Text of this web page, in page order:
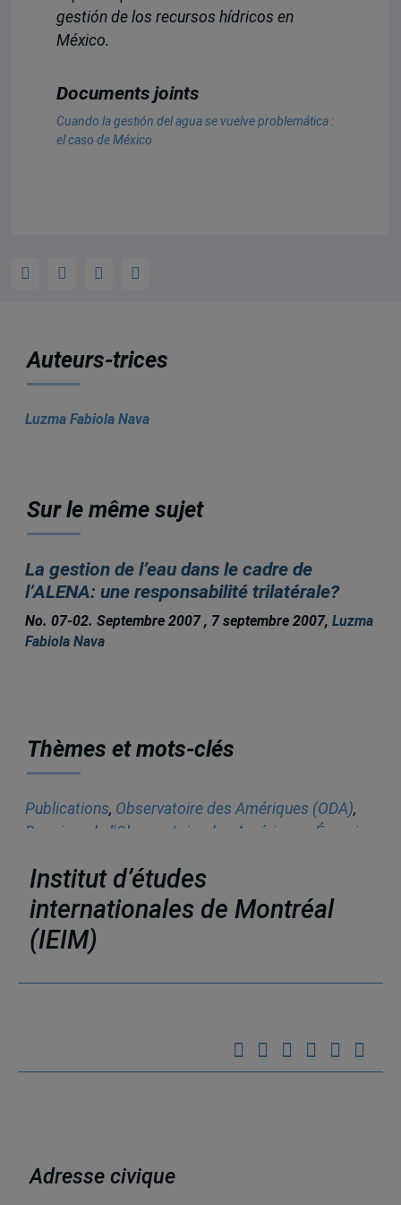
gestión de los recursos hídricos en
México.
Documents joints
Cuando la gestión del agua se vuelve problemática :
el caso de México
Auteurs-trices
Luzma Fabiola Nava
Sur le même sujet
La gestion de l’eau dans le cadre de
l’ALENA: une responsabilité trilatérale?
No. 07-02. Septembre 2007 , 7 septembre 2007, Luzma
Fabiola Nava
Thèmes et mots-clés
Publications, Observatoire des Amériques (ODA),
Dossiers de l'Observatoire des Amériques
Énergie
Institut d’études
internationales de Montréal
(IEIM)
Adresse civique